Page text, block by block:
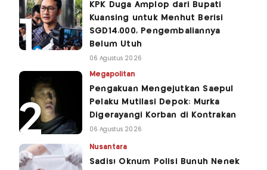
KPK Duga Amplop dari Bupati
Kuansing untuk Menhut Berisi
SGD14.000, Pengembaliannya
Belum Utuh
06 Agustus 2026
Megapolitan
Pengakuan Mengejutkan Saepul
Pelaku Mutilasi Depok: Murka
Digerayangi Korban di Kontrakan
06 Agustus 2026
Nusantara
Sadis! Oknum Polisi Bunuh Nenek